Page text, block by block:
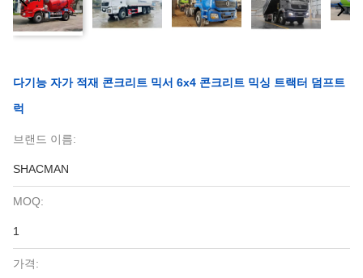
다기능 자가 적재 콘크리트 믹서 6x4 콘크리트 믹싱 트랙터 덤프트
럭
브랜드 이름:
SHACMAN
MOQ:
1
가격: